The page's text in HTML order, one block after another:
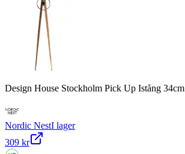
Design House Stockholm Pick Up Istång 34cm
Nordic NestI lager
309 kr